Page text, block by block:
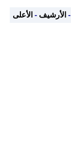
- الأرشيف - الأعلى